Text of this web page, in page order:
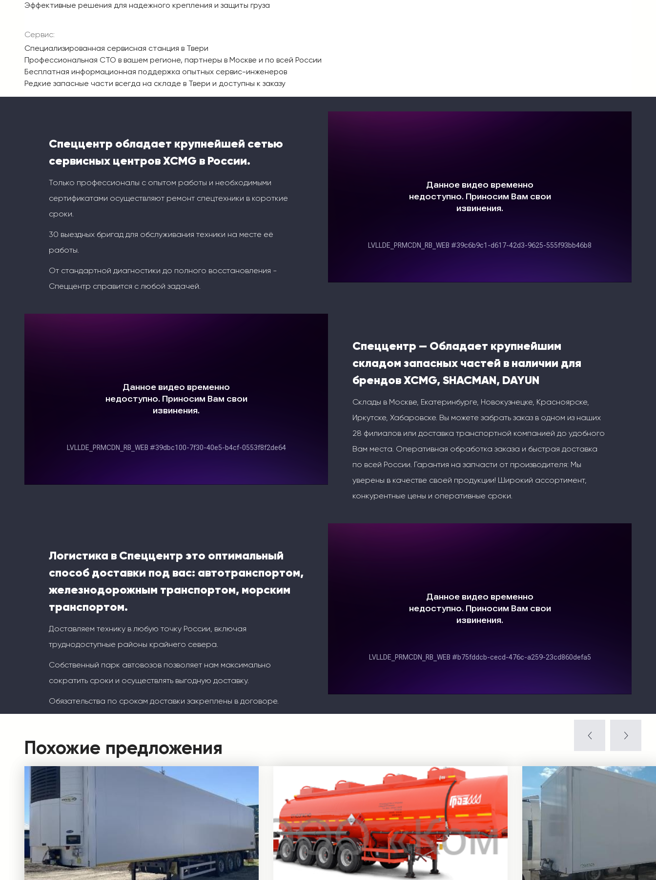
Эффективные решения для надежного крепления и защиты груза
Сервис:
Специализированная сервисная станция в Твери
Профессиональная СТО в вашем регионе, партнеры в Москве и по всей России
Бесплатная информационная поддержка опытных сервис-инженеров
Редкие запасные части всегда на складе в Твери и доступны к заказу
Спеццентр обладает крупнейшей сетью
сервисных центров XCMG в России.
Только профессионалы с опытом работы и необходимыми
сертификатами осуществляют ремонт спецтехники в короткие
сроки.
30 выездных бригад для обслуживания техники на месте её
работы.
От стандартной диагностики до полного восстановления -
Спеццентр справится с любой задачей.
Спеццентр — Обладает крупнейшим
складом запасных частей в наличии для
брендов XCMG, SHACMAN, DAYUN
Склады в Москве, Екатеринбурге, Новокузнецке, Красноярске,
Иркутске, Хабаровске. Вы можете забрать заказ в одном из наших
28 филиалов или доставка транспортной компанией до удобного
Вам места. Оперативная обработка заказа и быстрая доставка
по всей России. Гарантия на запчасти от производителя: Мы
уверены в качестве своей продукции! Широкий ассортимент,
конкурентные цены и оперативные сроки.
Логистика в Спеццентр это оптимальный
способ доставки под вас: автотранспортом,
железнодорожным транспортом, морским
транспортом.
Доставляем технику в любую точку России, включая
труднодоступные районы крайнего севера.
Собственный парк автовозов позволяет нам максимально
сократить сроки и осуществлять выгодную доставку.
Обязательства по срокам доставки закреплены в договоре.
Похожие предложения